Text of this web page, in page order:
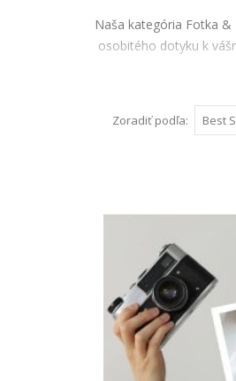
Naša kategória Fotka
osobitého dotyku k
Zoradiť podľa